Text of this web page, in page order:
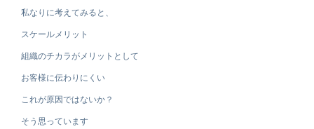
私なりに考えてみると、
スケールメリット
組織のチカラがメリットとして
お客様に伝わりにくい
これが原因ではないか？
そう思っています